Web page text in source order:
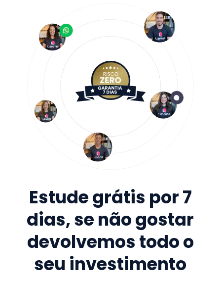
Estude grátis por 7
dias, se não gostar
devolvemos todo o
seu investimento